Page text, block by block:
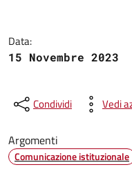
Data:
15 Novembre 2023
Condividi Vedi
Argomenti
Comunicazione istituzionale